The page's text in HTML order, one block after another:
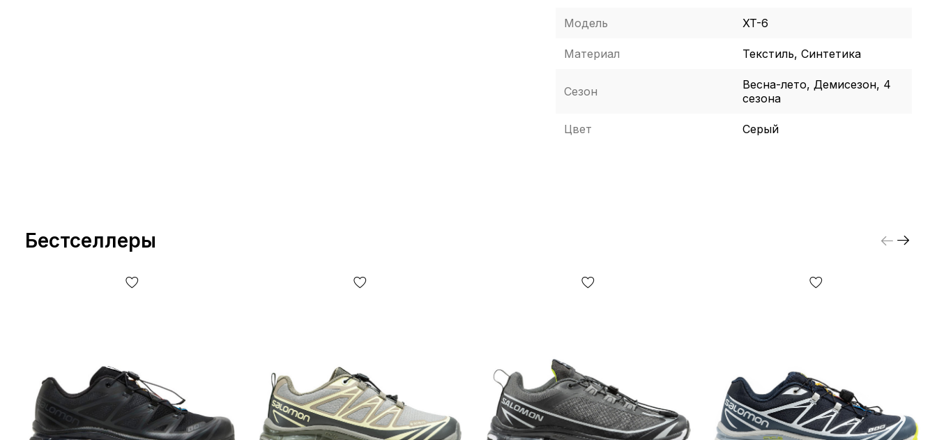
Модель XT-6
Материал Текстиль, Синтетика
Сезон
Весна-лето, Демисезон, 4
сезона
Цвет Серый
Бестселлеры